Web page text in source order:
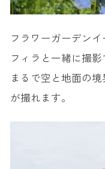
フラワーガーデン
フィラと一緒に撮
まるで空と地面の
が撮れます。